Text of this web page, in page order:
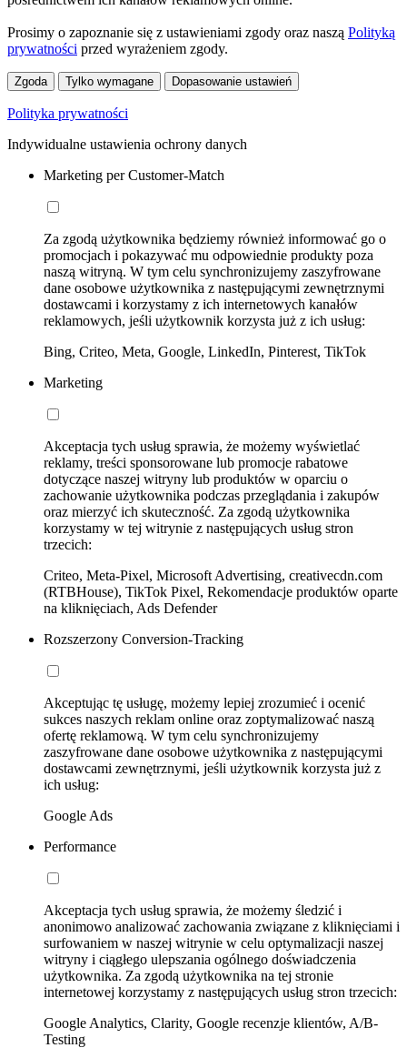
Prosimy o zapoznanie się z ustawieniami zgody oraz naszą Polityką
prywatności przed wyrażeniem zgody.
Zgoda Tylko wymagane Dopasowanie ustawień
Polityka prywatności
Indywidualne ustawienia ochrony danych
Marketing per Customer-Match
Za zgodą użytkownika będziemy również informować go o
promocjach i pokazywać mu odpowiednie produkty poza
naszą witryną. W tym celu synchronizujemy zaszyfrowane
dane osobowe użytkownika z następującymi zewnętrznymi
dostawcami i korzystamy z ich internetowych kanałów
reklamowych, jeśli użytkownik korzysta już z ich usług:
Bing, Criteo, Meta, Google, LinkedIn, Pinterest, TikTok
Marketing
Akceptacja tych usług sprawia, że możemy wyświetlać
reklamy, treści sponsorowane lub promocje rabatowe
dotyczące naszej witryny lub produktów w oparciu o
zachowanie użytkownika podczas przeglądania i zakupów
oraz mierzyć ich skuteczność. Za zgodą użytkownika
korzystamy w tej witrynie z następujących usług stron
trzecich:
Criteo, Meta-Pixel, Microsoft Advertising, creativecdn.com
(RTBHouse), TikTok Pixel, Rekomendacje produktów oparte
na kliknięciach, Ads Defender
Rozszerzony Conversion-Tracking
Akceptując tę usługę, możemy lepiej zrozumieć i ocenić
sukces naszych reklam online oraz zoptymalizować naszą
ofertę reklamową. W tym celu synchronizujemy
zaszyfrowane dane osobowe użytkownika z następującymi
dostawcami zewnętrznymi, jeśli użytkownik korzysta już z
ich usług:
Google Ads
Performance
Akceptacja tych usług sprawia, że możemy śledzić i
anonimowo analizować zachowania związane z kliknięciami i
surfowaniem w naszej witrynie w celu optymalizacji naszej
witryny i ciągłego ulepszania ogólnego doświadczenia
użytkownika. Za zgodą użytkownika na tej stronie
internetowej korzystamy z następujących usług stron trzecich:
Google Analytics, Clarity, Google recenzje klientów, A/B-
Testing